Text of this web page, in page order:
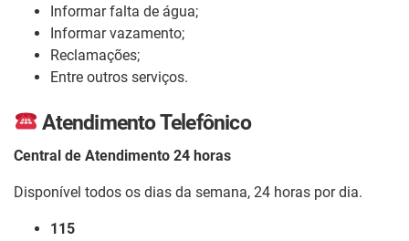
Informar falta de água;
Informar vazamento;
Reclamações;
Entre outros serviços.
Atendimento Telefônico
Central de Atendimento 24 horas
Disponível todos os dias da semana, 24 horas por dia.
115